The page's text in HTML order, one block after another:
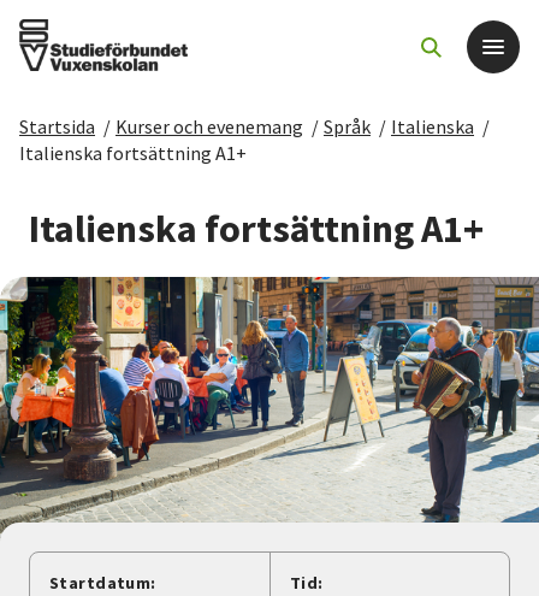
Det här gör vi
För dig som
Sök kurser och evenemang
Om SV
Starta studiecirkel
Cirkelledare
Nyheter
Startsida / Kurser och evenemang / Språk / Italienska /
Italienska fortsättning A1+
Italienska fortsättning A1+
Startdatum: Tid: